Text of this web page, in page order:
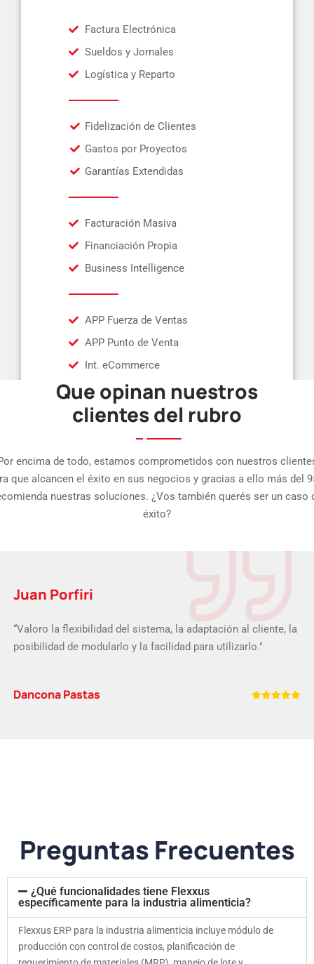
Factura Electrónica
Sueldos y Jornales
Logística y Reparto
Fidelización de Clientes
Gastos por Proyectos
Garantías Extendidas
Facturación Masiva
Financiación Propia
Business Intelligence
APP Fuerza de Ventas
APP Punto de Venta
Int. eCommerce
Que opinan nuestros
clientes del rubro
encima de todo, estamos comprometidos con nuestros
que alcancen el éxito en sus negocios y gracias a ello más del
nuestras soluciones. ¿Vos también querés ser un caso
éxito?
Juan Porfiri
“Valoro la flexibilidad del sistema, la adaptación al cliente, la
posibilidad de modularlo y la facilidad para utilizarlo."
Dancona Pastas
Preguntas Frecuentes
¿Qué funcionalidades tiene Flexxus
específicamente para la industria alimenticia?
Flexxus ERP para la industria alimenticia incluye módulo de
producción con control de costos, planificación de